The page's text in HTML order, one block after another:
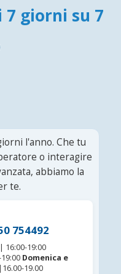
giorni su 7
l'anno. Che tu
o interagire
abbiamo la
te.
754492
16:00-19:00
Domenica e
19.00